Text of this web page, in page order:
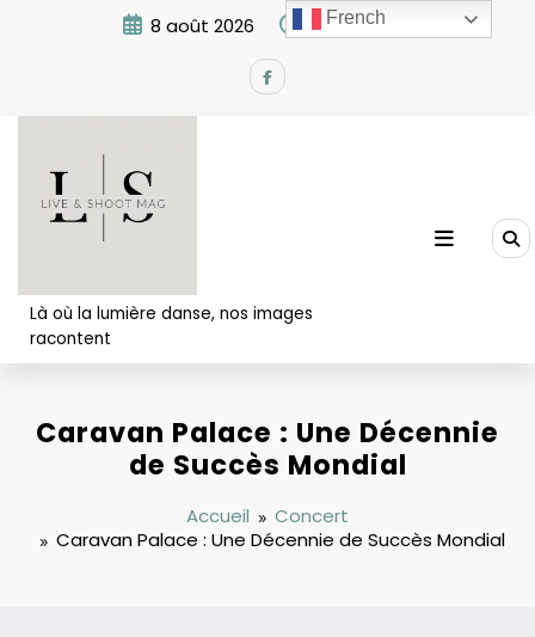
8 août 2026 12:48:54 PM
Là où la lumière danse, nos images
racontent
Caravan Palace : Une Décennie
de Succès Mondial
Accueil
Concert
Caravan Palace : Une Décennie de Succès Mondial
French